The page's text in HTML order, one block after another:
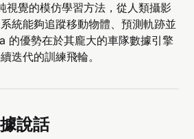
視覺的模仿學習方法，從人類攝影
統能夠追蹤移動物體、預測軌跡並
的優勢在於其龐大的車隊數據引擎
迭代的訓練飛輪。
說話